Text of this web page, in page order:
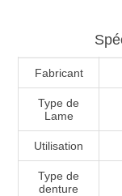
Fabricant
Type de
Lame
Utilisation
Type de
denture